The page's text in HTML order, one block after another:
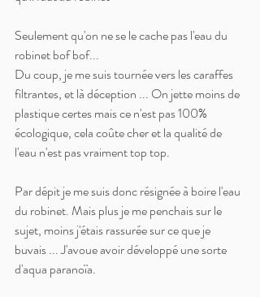
Seulement qu'on ne se le cache pas l'eau du
robinet bof bof...
Du coup, je me suis tournée vers les caraffes
filtrantes, et là déception ... On jette moins de
plastique certes mais ce n'est pas 100%
écologique, cela coûte cher et la qualité de
l'eau n'est pas vraiment top top.
Par dépit je me suis donc résignée à boire l'eau
du robinet. Mais plus je me penchais sur le
sujet, moins j'étais rassurée sur ce que je
buvais ... J'avoue avoir développé une sorte
d'aqua paranoïa.